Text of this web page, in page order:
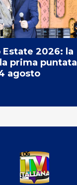
Estate 2026: la
prima puntata
agosto